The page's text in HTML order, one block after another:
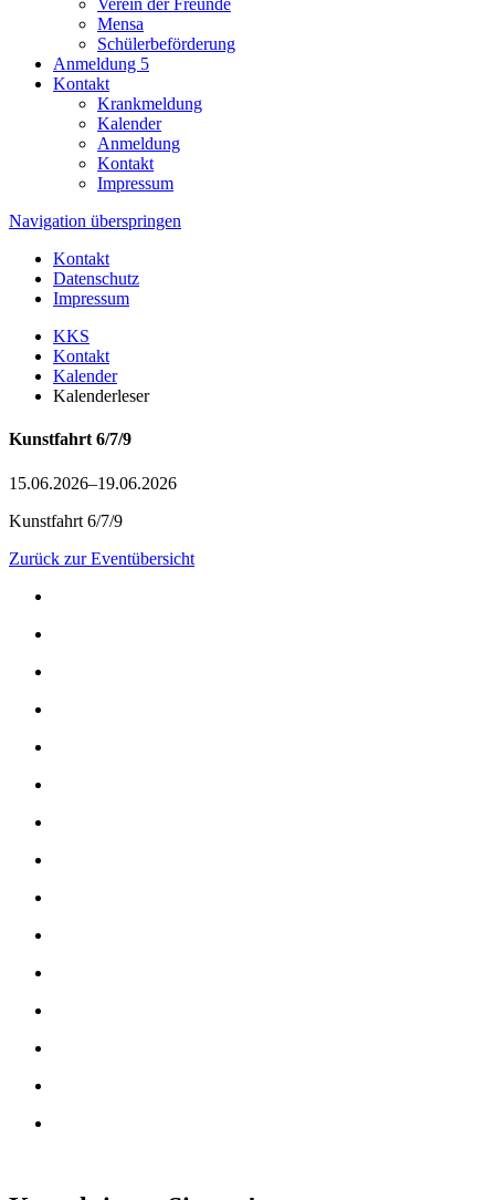
Verein der Freunde
Mensa
Schülerbeförderung
Anmeldung 5
Kontakt
Krankmeldung
Kalender
Anmeldung
Kontakt
Impressum
Navigation überspringen
Kontakt
Datenschutz
Impressum
KKS
Kontakt
Kalender
Kalenderleser
Kunstfahrt 6/7/9
15.06.2026–19.06.2026
Kunstfahrt 6/7/9
Zurück zur Eventübersicht